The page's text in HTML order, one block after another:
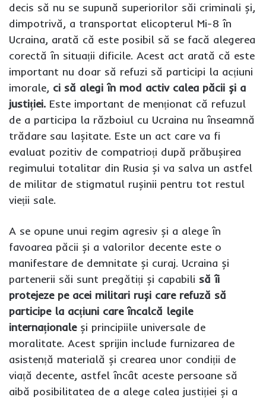
decis să nu se supună superiorilor săi criminali și,
dimpotrivă, a transportat elicopterul Mi-8 în
Ucraina, arată că este posibil să se facă alegerea
corectă în situații dificile. Acest act arată că este
important nu doar să refuzi să participi la acțiuni
imorale, ci să alegi în mod activ calea păcii și a
justiției. Este important de menționat că refuzul
de a participa la războiul cu Ucraina nu înseamnă
trădare sau lașitate. Este un act care va fi
evaluat pozitiv de compatrioți după prăbușirea
regimului totalitar din Rusia și va salva un astfel
de militar de stigmatul rușinii pentru tot restul
vieții sale.
A se opune unui regim agresiv și a alege în
favoarea păcii și a valorilor decente este o
manifestare de demnitate și curaj. Ucraina și
partenerii săi sunt pregătiți și capabili să îi
protejeze pe acei militari ruși care refuză să
participe la acțiuni care încalcă legile
internaționaleși principiile universale de
moralitate. Acest sprijin include furnizarea de
asistență materială și crearea unor condiții de
viață decente, astfel încât aceste persoane să
aibă posibilitatea de a alege calea justiției și a